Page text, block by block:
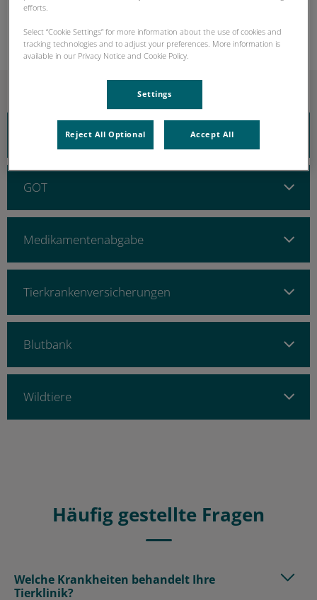
Unsere Öffnungszeiten finden Sie auf der Kontaktseite
Bezahlung
GOT
Medikamentenabgabe
Tierkrankenversicherungen
Blutbank
Wildtiere
Häufig gestellte Fragen
Welche Krankheiten behandelt Ihre
Tierklinik?
efforts.
Select “Cookie Settings” for more information about the use of cookies and
tracking technologies and to adjust your preferences. More information is
available in our Privacy Notice and Cookie Policy.
Settings
Reject All Optional Accept All